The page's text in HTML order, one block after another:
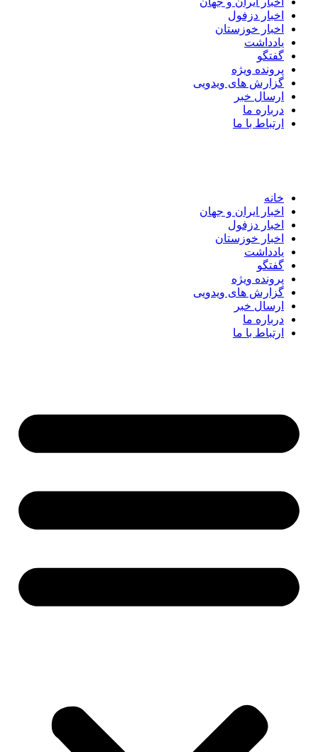
اخبار دزفول
اخبار خوزستان
یادداشت
گفتگو
پرونده ویژه
گزارش های ویدویی
ارسال خبر
درباره ما
ارتباط با ما
خانه
اخبار ایران و جهان
اخبار دزفول
اخبار خوزستان
یادداشت
گفتگو
پرونده ویژه
گزارش های ویدویی
ارسال خبر
درباره ما
ارتباط با ما